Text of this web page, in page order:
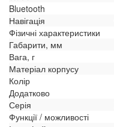
Bluetooth
Навігація
Фізичні характеристики
Габарити, мм
Вага, г
Матеріал корпусу
Колір
Додатково
Серія
Функції / можливості